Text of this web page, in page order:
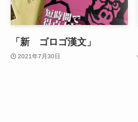
「新 ゴロゴ漢文」
2021年7月30日